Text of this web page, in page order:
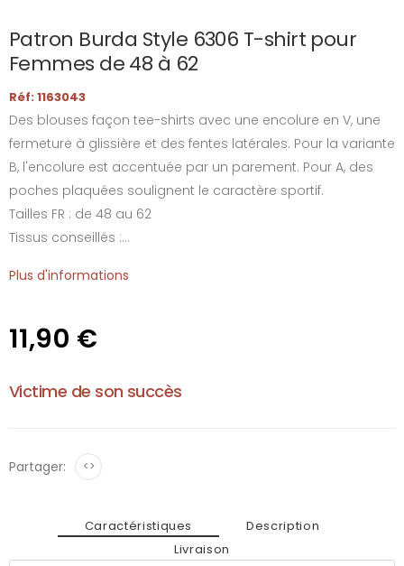
Patron Burda Style 6306 T-shirt pour
Femmes de 48 à 62
Réf: 1163043
Des blouses façon tee-shirts avec une encolure en V, une
fermeture à glissière et des fentes latérales. Pour la variante
B, l'encolure est accentuée par un parement. Pour A, des
poches plaquées soulignent le caractère sportif.
Tailles FR : de 48 au 62
Tissus conseillés :...
Plus d'informations
11,90 €
Victime de son succès
Partager: <>
Caractéristiques
Description
Livraison